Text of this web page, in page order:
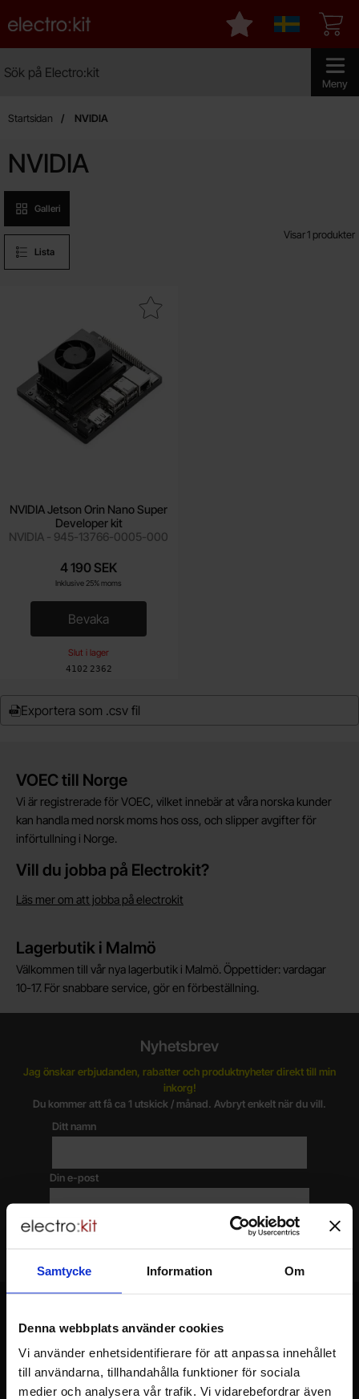
Samtycke Information Om
Denna webbplats använder cookies
Vi använder enhetsidentifierare för att anpassa innehållet
till användarna, tillhandahålla funktioner för sociala
medier och analysera vår trafik. Vi vidarebefordrar även
Meny
Startsidan för Electro:kit
Sverige
Mina favoriter
Startsidan NVIDIA
NVIDIA
Galleri
Lista
Visar1 produkter
NVIDIA Jetson Orin Nano Super
Developer kit
NVIDIA - 945-13766-0005-000
Art. nr
4102 2362
Slut i lager
4 190 SEK
Inklusive 25% moms
Bevaka
, NVIDIA Jetson Orin Nano Super Developer kit
nVIDIA Jetson Orin Nano Super Developer kit som favorit
Exportera som .csv fil
Kort allmän information
VOEC till Norge
Vi är registrerade för VOEC, vilket innebär at våra norska kunder
kan handla med norsk moms hos oss, och slipper avgifter för
införtullning i Norge.
Vill du jobba på Electrokit?
Läs mer om att jobba på electrokit
Lagerbutik i Malmö
Välkommen till vår nya lagerbutik i Malmö. Öppettider: vardagar
10-17. För snabbare service, gör en förbeställning.
Nyhetsbrev
Jag önskar erbjudanden, rabatter och produktnyheter direkt till min
inkorg!
Du kommer att få ca 1 utskick / månad. Avbryt enkelt när du vill.
Ditt namn
Din e-post
Sidfot Blandad info och länkar
Allmänt